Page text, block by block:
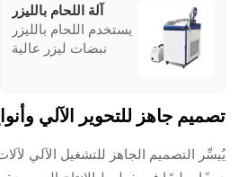
آلة اللحام بالليزر
يستخدم اللحام بالليزر
نبضات ليزر عالية
صغيرة، مما يمكّن
التطبيقات مثل اللحام
الجانبي، واللحام
تصميم جاهز للتحوير الآلي
يُيسِّر التصميم الجاهز للتشغيل الآلي